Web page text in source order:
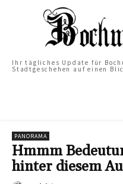
Ihr tägliches Update für
Stadtgeschehen auf einen
PANORAMA
Hmmm
hinter diesem